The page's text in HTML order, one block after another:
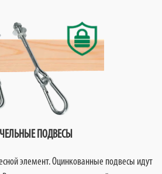
ПОДВЕСЫ
элемент. Оцинкованные подвесы идут